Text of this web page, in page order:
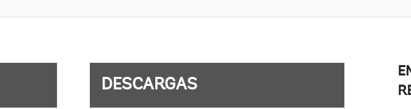
DESCARGAS